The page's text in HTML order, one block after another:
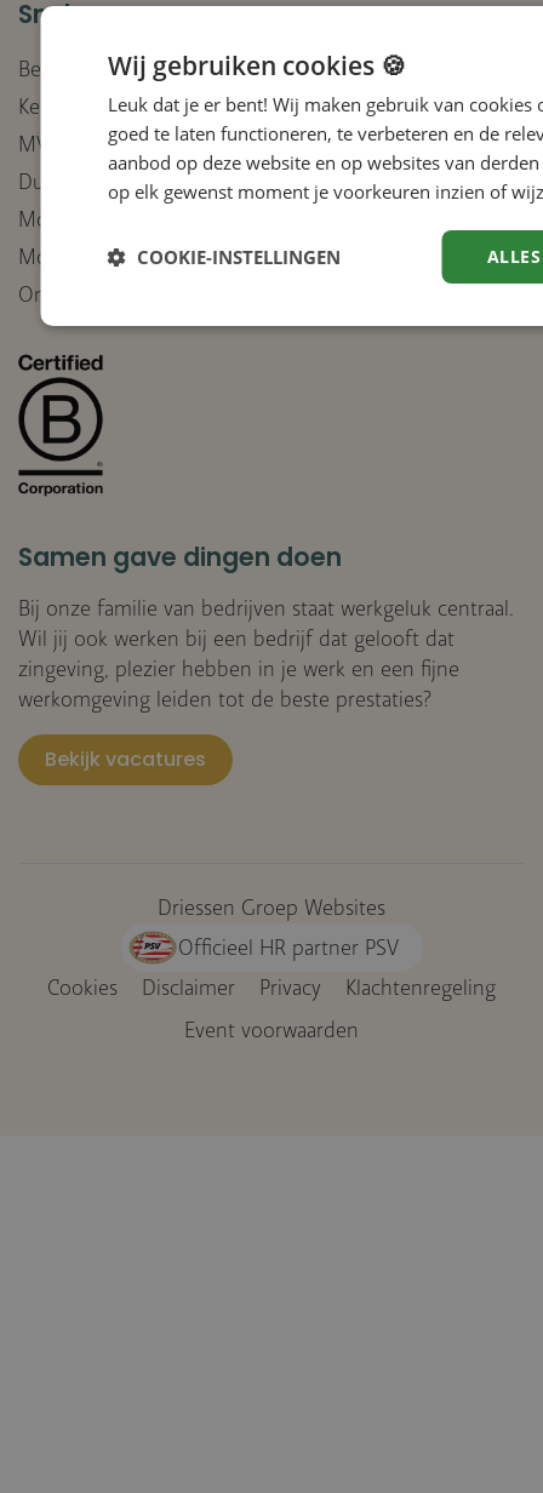
Snel naar
Bedrijven
Keurmerken
MVO-beleid
Duurzaam inkoopbeleid
Moreel Kompas integriteit
Moreel Kompas inzet van AI
Ontvang onze nieuwsbrief
Samen gave dingen doen
Bij onze familie van bedrijven staat werkgeluk centraal.
Wil jij ook werken bij een bedrijf dat gelooft dat
zingeving, plezier hebben in je werk en een fijne
werkomgeving leiden tot de beste prestaties?
Bekijk vacatures
Driessen Groep Websites
Officieel HR partner PSV
Cookies Disclaimer Privacy
Klachtenregeling
Event voorwaarden
Wij gebruiken cookies 🍪
Leuk dat je er bent! Wij maken gebruik van cookies
goed te laten functioneren, te verbeteren en de
aanbod op deze website en op websites van derden
op elk gewenst moment je voorkeuren inzien of
COOKIE-INSTELLINGEN